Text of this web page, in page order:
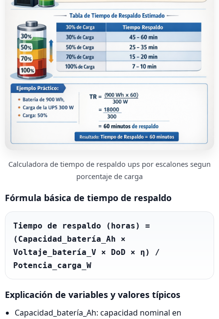
Calculadora de tiempo de respaldo ups por escalones segun
porcentaje de carga
Fórmula básica de tiempo de respaldo
Tiempo de respaldo (horas) =
(Capacidad_batería_Ah ×
Voltaje_batería_V × DoD × η) /
Potencia_carga_W
Explicación de variables y valores típicos
Capacidad_batería_Ah: capacidad nominal en